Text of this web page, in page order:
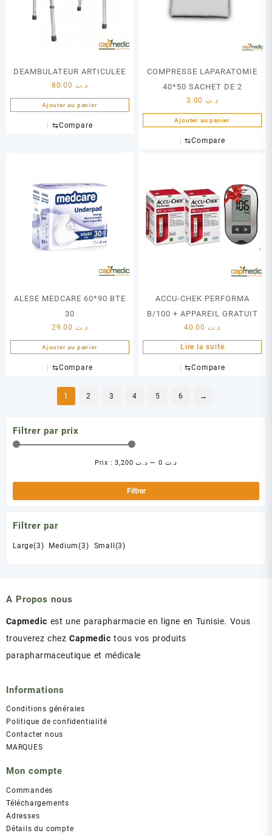
choisies
produit
DEAMBULATEUR ARTICULEE
د.ت
Ajouter au panier
⇆Compare
COMPRESSE LAPARATOMIE
40*50 SACHET DE 2
د.ت
Ajouter au panier
⇆Compare
ALESE MEDCARE 60*90 BTE
30
د.ت
Ajouter au panier
⇆Compare
ACCU-CHEK PERFORMA
B/100 + APPAREIL GRATUIT
د.ت
Lire la suite
⇆Compare
1 2 3 4 5 6 →
Filtrer par prix
min
Filtrer
Prix : د.ت 0 — د.ت 3,200
Filtrer par
Large(3) Medium(3) Small (3)
A Propos nous
Capmedic est une parapharmacie en ligne en Tunisie. Vous
trouverez chezCapmedic tous vos produits
parapharmaceutique et médicale
Informations
Conditions générales
Politique de confidentialité
Contacter nous
MARQUES
Mon compte
Commandes
Téléchargements
Adresses
Détails du compte